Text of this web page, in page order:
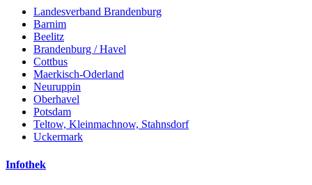
Landesverband Brandenburg
Barnim
Beelitz
Brandenburg / Havel
Cottbus
Maerkisch-Oderland
Neuruppin
Oberhavel
Potsdam
Teltow, Kleinmachnow, Stahnsdorf
Uckermark
Infothek